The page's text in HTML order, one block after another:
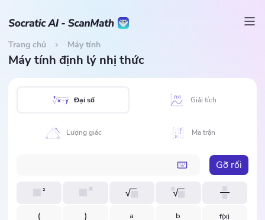
Trang chủ Máy tính
Máy tính định lý nhị thức
Đại số Giải tích
Lượng giác Ma trận
Gỡ rối